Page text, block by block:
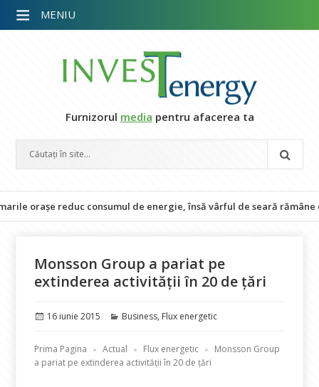
Furnizorul media pentru afacerea ta
reduc consumul de energie, însă vârful de seară rămâne o
Monsson Group a pariat pe
extinderea activităţii în 20 de țări
Publicat
16 iunie 2015 Categorii
Business, Flux energetic
Prima Pagina Actual Flux energetic
Monsson Group
a pariat pe extinderea activităţii în 20 de țări
MENIU